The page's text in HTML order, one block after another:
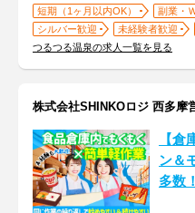
短期（1ヶ月以内OK）
副業・
シルバー歓迎
未経験者歓迎
つるつる温泉の求人一覧を見る
株式会社SHINKOロジ 西多摩
【倉
ン＆
多数